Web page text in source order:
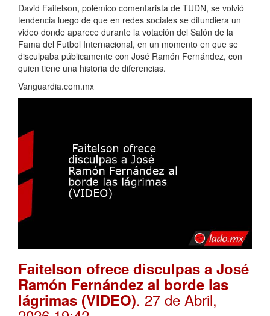
David Faitelson, polémico comentarista de TUDN, se volvió
tendencia luego de que en redes sociales se difundiera un
video donde aparece durante la votación del Salón de la
Fama del Futbol Internacional, en un momento en que se
disculpaba públicamente con José Ramón Fernández, con
quien tiene una historia de diferencias.
Vanguardia.com.mx
Faitelson ofrece disculpas a José
Ramón Fernández al borde las
lágrimas (VIDEO). 27 de Abril,